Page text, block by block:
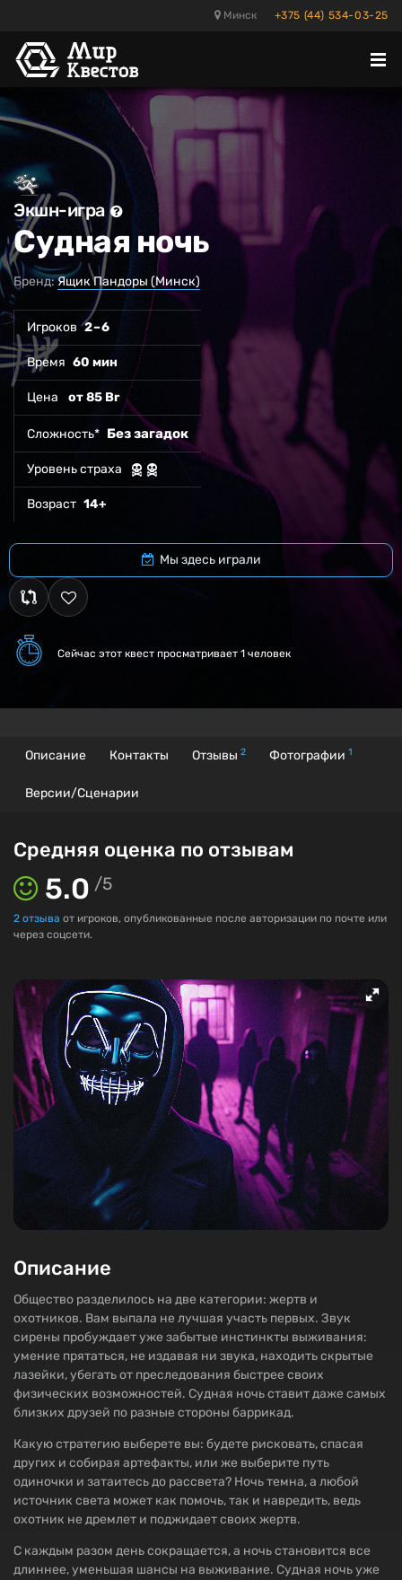
Минск +375 (44) 534-03-25
Экшн-игра
Судная ночь
Бренд:Ящик Пандоры (Минск)
Игроков 2 – 6
Время 60 мин
Цена от 85 Br
Сложность* Без загадок
Уровень страха
Возраст 14+
Мы здесь играли
Сейчас этот квест просматривает 1 человек
Описание Контакты Отзывы 2 Фотографии 1
Версии/Сценарии
Средняя оценка по отзывам
5.0 /5
2 отзыва от игроков, опубликованные после авторизации по почте или
через соцсети.
Описание
Общество разделилось на две категории: жертв и
охотников. Вам выпала не лучшая участь первых. Звук
сирены пробуждает уже забытые инстинкты выживания:
умение прятаться, не издавая ни звука, находить скрытые
лазейки, убегать от преследования быстрее своих
физических возможностей. Судная ночь ставит даже самых
близких друзей по разные стороны баррикад.
Какую стратегию выберете вы: будете рисковать, спасая
других и собирая артефакты, или же выберите путь
одиночки и затаитесь до рассвета? Ночь темна, а любой
источник света может как помочь, так и навредить, ведь
охотник не дремлет и поджидает своих жертв.
С каждым разом день сокращается, а ночь становится все
длиннее, уменьшая шансы на выживание. Судная ночь уже